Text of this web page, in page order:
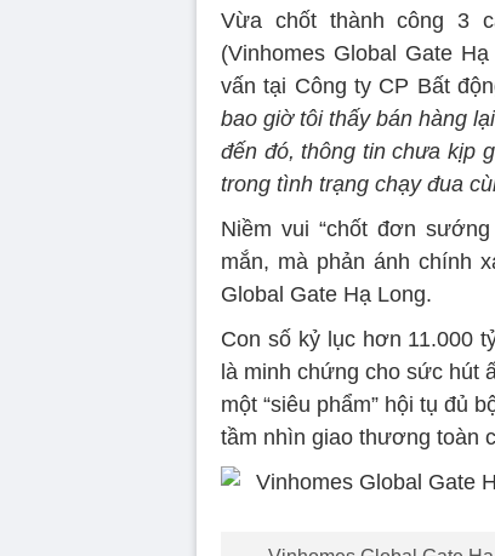
Vừa chốt thành công 3
(Vinhomes Global Gate
vấn tại Công ty CP Bất
bao giờ tôi thấy bán hàng lại
đến đó, thông tin chưa kịp
trong tình trạng chạy đua
Niềm vui “chốt đơn
mắn, mà phản ánh chính
Global Gate Hạ Long.
Con số kỷ lục hơn 11.000
là minh chứng cho sức hút
một “siêu phẩm” hội tụ đủ
tầm nhìn giao thương toàn